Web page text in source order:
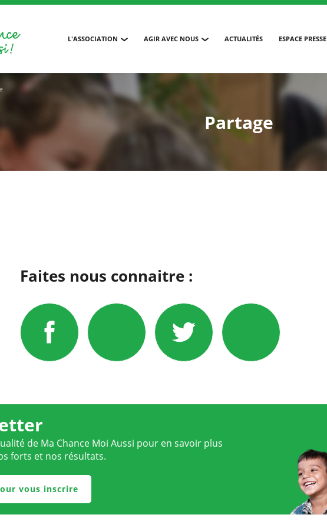
L'ASSOCIATION AGIR AVEC NOUS ACTUALITÉS ESPACE PRESSE
Partage
Faites nous connaitre :
de Ma Chance Moi Aussi pour en savoir plus
forts et nos résultats.
vous inscrire